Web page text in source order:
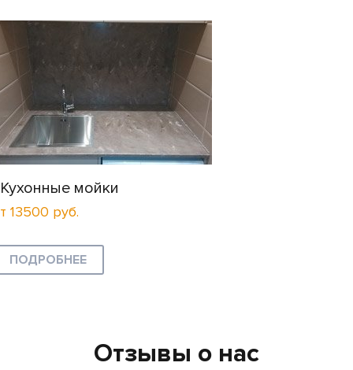
Кухонные мойки
13500 руб.
ПОДРОБНЕЕ
Отзывы о нас